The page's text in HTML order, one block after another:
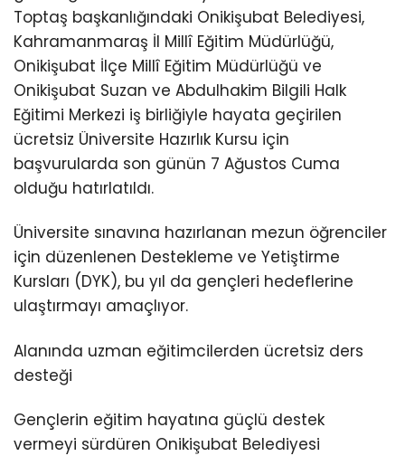
Toptaş başkanlığındaki Onikişubat Belediyesi,
Kahramanmaraş İl Millî Eğitim Müdürlüğü,
Onikişubat İlçe Millî Eğitim Müdürlüğü ve
Onikişubat Suzan ve Abdulhakim Bilgili Halk
Eğitimi Merkezi iş birliğiyle hayata geçirilen
ücretsiz Üniversite Hazırlık Kursu için
başvurularda son günün 7 Ağustos Cuma
olduğu hatırlatıldı.
Üniversite sınavına hazırlanan mezun öğrenciler
için düzenlenen Destekleme ve Yetiştirme
Kursları (DYK), bu yıl da gençleri hedeflerine
ulaştırmayı amaçlıyor.
Alanında uzman eğitimcilerden ücretsiz ders
desteği
Gençlerin eğitim hayatına güçlü destek
vermeyi sürdüren Onikişubat Belediyesi